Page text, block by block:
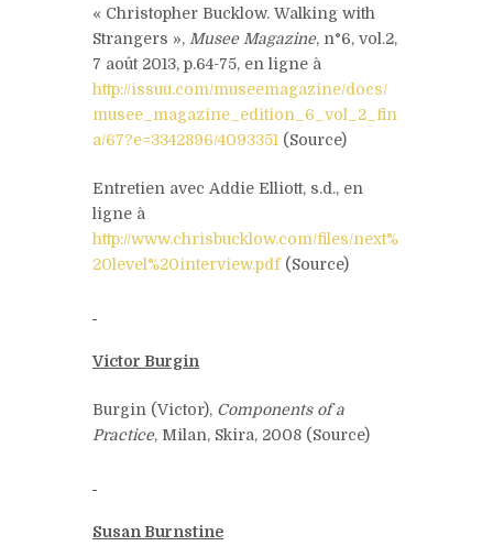
« Christopher Bucklow. Walking with
Strangers », Musee Magazine, n°6, vol.2,
7 août 2013, p.64-75, en ligne à
http://issuu.com/museemagazine/docs/
musee_magazine_edition_6_vol_2_fin
a/67?e=3342896/4093351 (Source)
Entretien avec Addie Elliott, s.d., en
ligne à
http://www.chrisbucklow.com/files/next%
20level%20interview.pdf(Source)
Victor Burgin
Burgin (Victor), Components of a
Practice, Milan, Skira, 2008 (Source)
Susan Burnstine